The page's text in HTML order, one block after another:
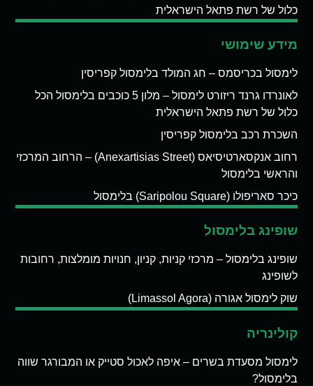
כלול של רשת פתאל הישראלית
מידע שימושי
לימסול בכריסמס – חג המולד בלימסול קפריסין
לאונרדו גרנד ריזורט לימסול – מלון 5 כוכבים בלימסול הכל
כלול של רשת פתאל הישראלית
השכרת רכב בלימסול קפריסין
רחוב אנקסארטיסיאס (Anexartisias Street) – הרחוב המרכזי
והראשי בלימסול
כיכר סאריפולו (Saripolou Square) בלימסול
שופינג בלימסול
שופינג בלימסול – מרכזי קניות, קניון, חנויות מומלצות, רחובות
לשופינג
שוק לימסול אגורה (Limassol Agora)
קולינריה
לימסול מסעדת בשרים – איפה לאכול סטייק או המבורגר שווה
בלימסול?